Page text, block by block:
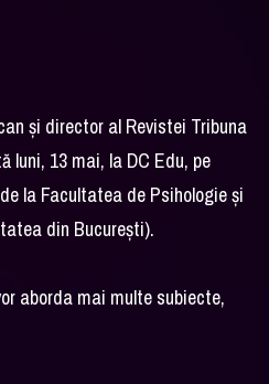
și director al Revistei Tribuna
luni, 13 mai, la DC Edu, pe
la Facultatea de Psihologie și
din București).
aborda mai multe subiecte,